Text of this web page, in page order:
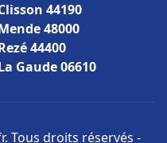
44190
48000
44400
Gaude 06610
Tous droits réservés -